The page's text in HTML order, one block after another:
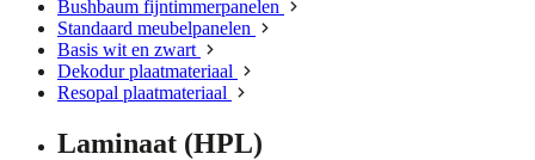
Bushbaum fijntimmerpanelen
Standaard meubelpanelen
Basis wit en zwart
Dekodur plaatmateriaal
Resopal plaatmateriaal
Laminaat (HPL)